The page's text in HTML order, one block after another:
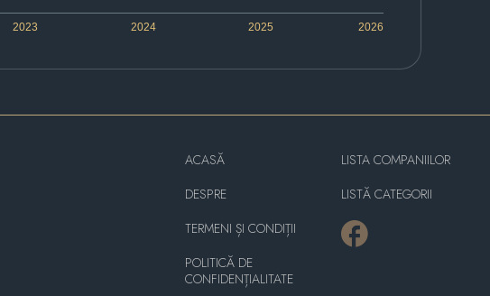
2023 2024 2025 2026
ACASĂ
DESPRE
TERMENI ȘI CONDIȚII
POLITICĂ DE
CONFIDENȚIALITATE
LISTA COMPANIILOR
LISTĂ CATEGORII